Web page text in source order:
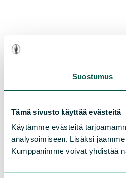
Suostumus
Tämä sivusto käyttää evästeitä
Käytämme evästeitä
analysoimiseen. Lisäksi
Kumppanimme voivat yhdistää